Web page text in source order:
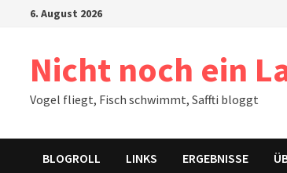
6. August 2026
Nicht noch ein
Vogel fliegt, Fisch schwimmt, Saffti bloggt
BLOGROLL LINKS ERGEBNISSE